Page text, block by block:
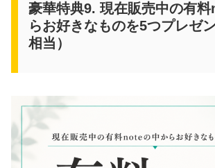
豪華特典9. 現在販売中の有
らお好きなものを5つプレゼ
相当）